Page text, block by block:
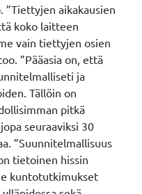
”Tiettyjen aikakausien
koko laitteen
vain tiettyjen osien
”Pääasia on, että
ja
Tällöin on
pitkä
seuraaviksi 30
”Suunnitelmallisuus
tietoinen hissin
kuntotutkimukset